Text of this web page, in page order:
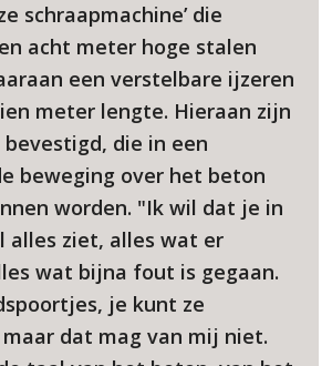
schraapmachine’ die
acht meter hoge stalen
een verstelbare ijzeren
meter lengte. Hieraan zijn
die in een
beweging over het beton
worden. "Ik wil dat je in
alles ziet, alles wat er
wat bijna fout is gegaan.
je kunt ze
dat mag van mij niet.